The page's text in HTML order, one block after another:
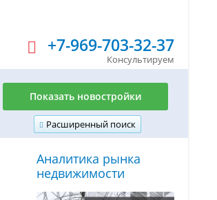
+7-969-703-32-37
Консультируем
Расширенный поиск
Показать новостройки
Аналитика рынка
недвижимости